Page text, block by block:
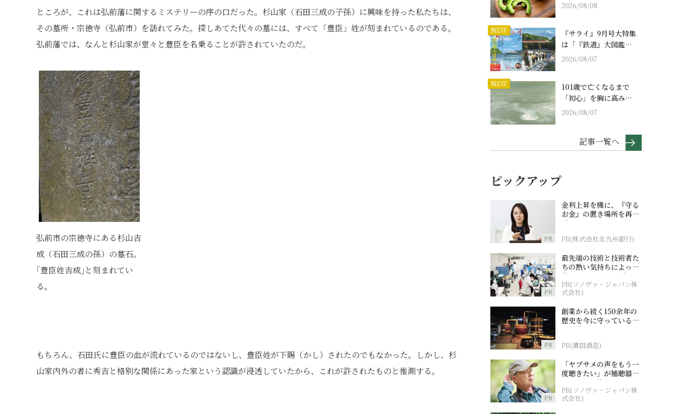
ところが、これは弘前藩に関するミステリーの序の口だった。杉山家（石田三成の子孫）に興味を持った私たちは、
その墓所・宗徳寺（弘前市）を訪れてみた。探しあてた代々の墓には、すべて「豊臣」姓が刻まれているのである。
弘前藩では、なんと杉山家が堂々と豊臣を名乗ることが許されていたのだ。
弘前市の宗徳寺にある杉山吉
成（石田三成の孫）の墓石。
｢豊臣姓吉成｣と刻まれてい
る。
もちろん、石田氏に豊臣の血が流れているのではないし、豊臣姓が下賜（かし）されたのでもなかった。しかし、杉
山家内外の者に秀吉と格別な関係にあった家という認識が浸透していたから、これが許されたものと推測する。
2026/08/08
NEW
『サライ』9月号大特集
は「『鉄道』大図鑑…
2026/08/07
NEW
101歳で亡くなるまで
「初心」を胸に高み…
2026/08/07
記事一覧へ
ピックアップ
PR
金利上昇を機に、『守る
お金』の置き場所を再検
討
PR(株式会社北九州銀行)
PR
最先端の技術と技術者た
ちの熱い気持ちによって
作られているオーダーメ
イド補聴器
PR(ソノヴァ・ジャパン株
式会社)
PR
創業から続く150余年の
歴史を今に守っている濵
田酒造
PR(濵田酒造)
PR
「ヤブサメの声をもう一
度聴きたい」が補聴器チ
ャレンジの後押しに
PR(ソノヴァ・ジャパン株
式会社)